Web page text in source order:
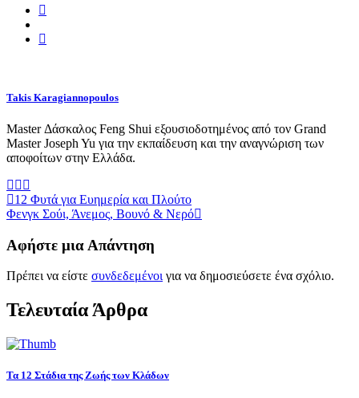
Takis Karagiannopoulos
Master Δάσκαλος Feng Shui εξουσιοδοτημένος από τον Grand
Master Joseph Yu για την εκπαίδευση και την αναγνώριση των
αποφοίτων στην Ελλάδα.
12 Φυτά για Ευημερία και Πλούτο
Φενγκ Σούι, Άνεμος, Βουνό & Νερό
Αφήστε μια Απάντηση
Πρέπει να είστε συνδεδεμένοιγια να δημοσιεύσετε ένα σχόλιο.
Τελευταία Άρθρα
Τα 12 Στάδια της Ζωής των Κλάδων